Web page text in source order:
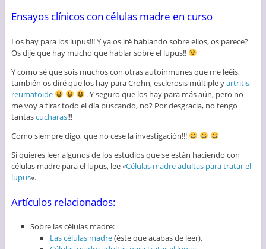
Ensayos clínicos con células madre en curso
Los hay para los lupus!!! Y ya os iré hablando sobre ellos, os parece?
Os dije que hay mucho que hablar sobre el lupus!!
Y como sé que sois muchos con otras autoinmunes que me leéis,
también os diré que los hay para Crohn, esclerosis múltiple yartritis
reumatoide
. Y seguro que los hay para más aún, pero no
me voy a tirar todo el día buscando, no? Por desgracia, no tengo
tantascucharas!!!
Como siempre digo, que no cese la investigación!!!
Si quieres leer algunos de los estudios que se están haciendo con
células madre para el lupus, lee «Células madre adultas para tratar el
lupus«.
Artículos relacionados:
Sobre las células madre:
Las células madre(éste que acabas de leer).